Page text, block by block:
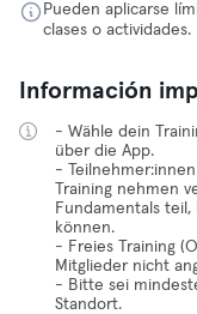
Pueden aplicarse
clases o actividades.
Información
- Wähle dein
über die App.
-
Training nehmen
Fundamentals
können.
- Freies Training
Mitglieder nicht
- Bitte sei
Standort.